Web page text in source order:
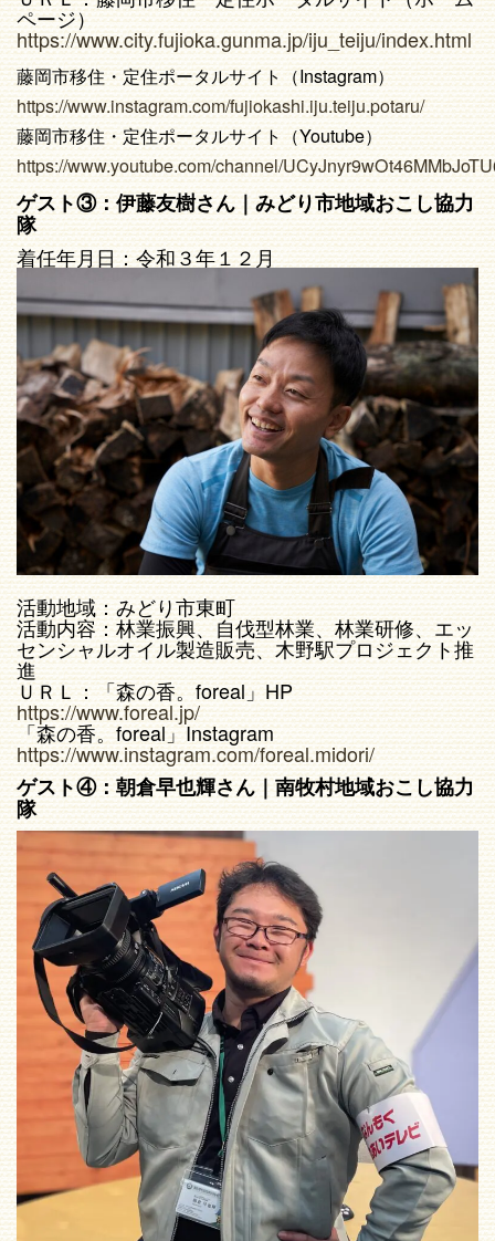
ページ）
https://www.city.fujioka.gunma.jp/iju_teiju/index.html
藤岡市移住・定住ポータルサイト（Instagram）
https://www.instagram.com/fujiokashi.iju.teiju.potaru/
藤岡市移住・定住ポータルサイト（Youtube）
https://www.youtube.com/channel/
ゲスト③：伊藤友樹さん｜みどり市地域おこし協力
隊
着任年月日：令和３年１２月
活動地域：みどり市東町
活動内容：林業振興、自伐型林業、林業研修、エッ
センシャルオイル製造販売、木野駅プロジェクト推
進
ＵＲＬ：「森の香。foreal」HP
https://www.foreal.jp/
「森の香。foreal」Instagram
https://www.instagram.com/foreal.midori/
ゲスト④：朝倉早也輝さん｜南牧村地域おこし協力
隊